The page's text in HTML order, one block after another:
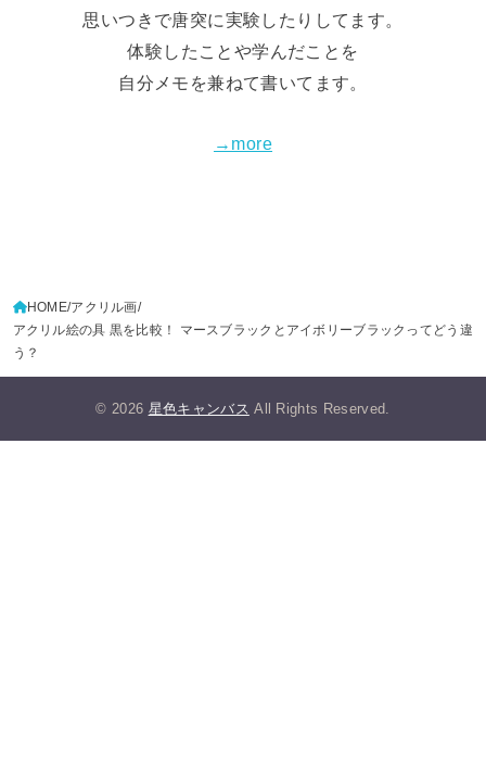
思いつきで唐突に実験したりしてます。
体験したことや学んだことを
自分メモを兼ねて書いてます。
→more
HOME アクリル画
アクリル絵の具 黒を比較！ マースブラックとアイボリーブラックってどう違
う？
© 2026 星色キャンバス All Rights Reserved.